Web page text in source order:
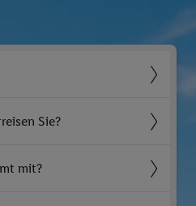
Sie?
mit?